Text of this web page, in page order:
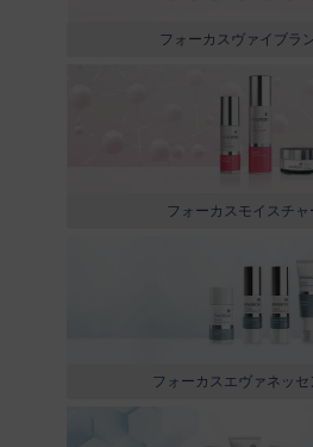
フォーカスヴァイブラ
フォーカスモイスチャ
フォーカスエヴァネッセ